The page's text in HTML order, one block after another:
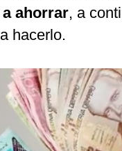
ahorrar, a
hacerlo.